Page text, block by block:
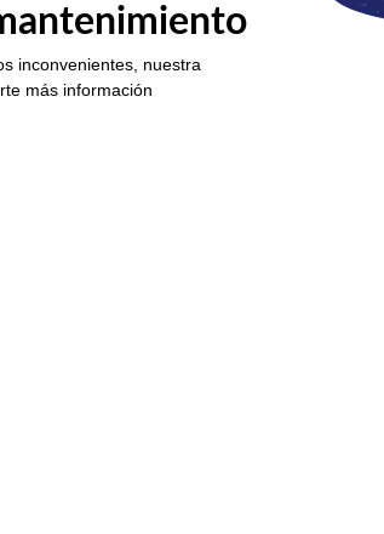
inconvenientes, nuestra
más información